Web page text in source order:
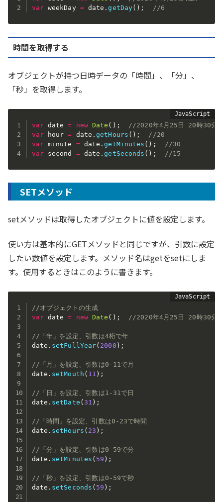
var weekDay = date .getDay( ) ; //6
時間を取得する
オブジェクトが持つ日時データの「時間」、「分」、
「秒」を取得します。
var date = new Date ( ) ;
//2020年4月25日 20時30分
var hour = date .getHours ( ) ;
//20
var minute = date .getMinutes ( ) ;
//30
var second = date .getSeconds ( ) ; //15
SETメソッド
setメソッドは取得したオブジェクトに値を設定します。
使い方は基本的にGETメソッドと同じですが、引数に設定
したい数値を設定します。メソッド名はgetをsetにしま
す。使用するときはこのように書きます。
//オブジェクトの生成
var date = new Date ( ) ; //2020年4月25日 20時30分
//「年」を設定、引数は4桁で年
date . setFullYear( 2000 ) ;
//「月」を設定、引数は0-11で月
date . setMouth ( 11 ) ;
//「日」を設定、引数は1-31で日
date . setDate (31 ) ;
//「時間」を設定、引数は0-23で時間
date . setHours ( 23 ) ;
//「分」を設定、引数は0-59で分
date . setMinutes ( 59 ) ;
//「秒」を設定、引数は0-59で秒
date . setSeconds ( 59 ) ;